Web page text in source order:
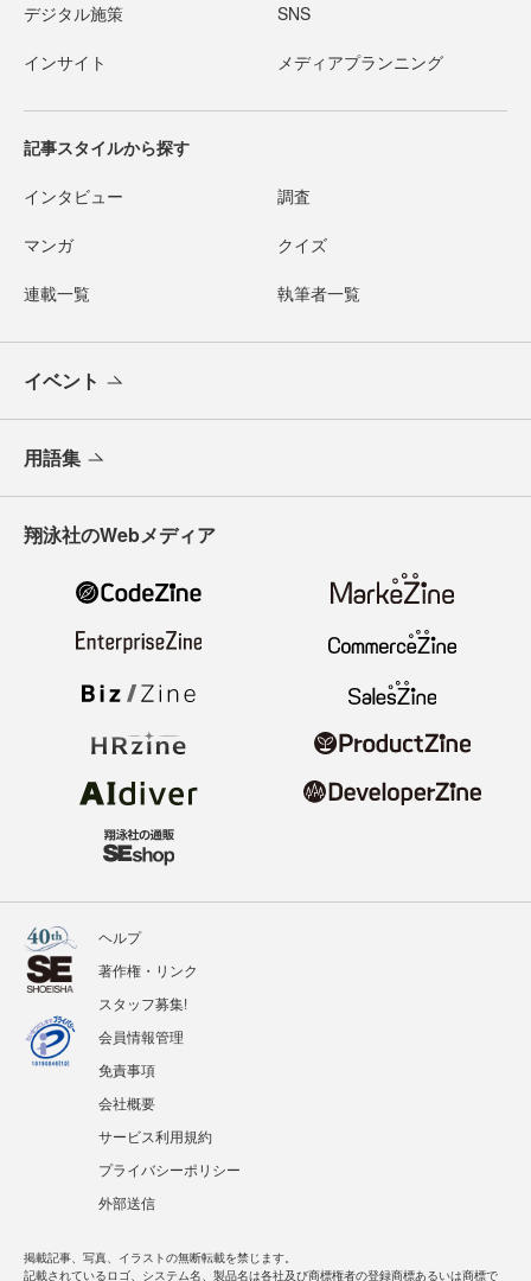
デジタル施策 SNS
インサイト メディアプランニング
記事スタイルから探す
インタビュー 調査
マンガ クイズ
連載一覧 執筆者一覧
イベント
用語集
翔泳社のWebメディア
ヘルプ
著作権・リンク
スタッフ募集!
会員情報管理
免責事項
会社概要
サービス利用規約
プライバシーポリシー
外部送信
掲載記事、写真、イラストの無断転載を禁じます。
記載されているロゴ、システム名、製品名は各社及び商標権者の登録商標あるいは商標で